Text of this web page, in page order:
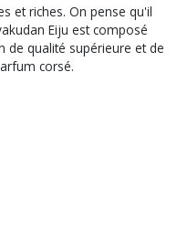
et riches. On pense qu'il
Eiju est composé
de qualité supérieure et de
corsé.